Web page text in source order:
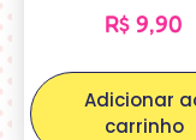
R$ 9,90
Adicionar
carrinho